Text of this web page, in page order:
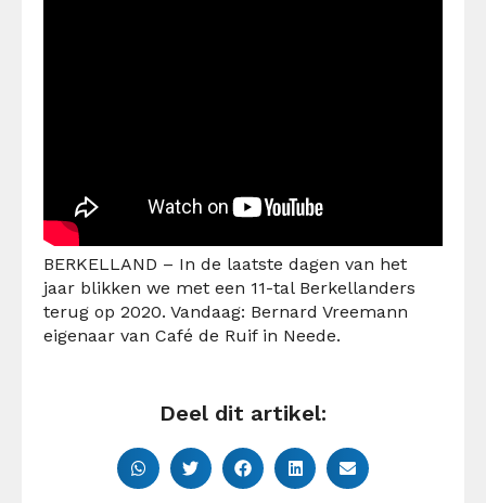
BERKELLAND – In de laatste dagen van het
jaar blikken we met een 11-tal Berkellanders
terug op 2020. Vandaag: Bernard Vreemann
eigenaar van Café de Ruif in Neede.
Deel dit artikel: